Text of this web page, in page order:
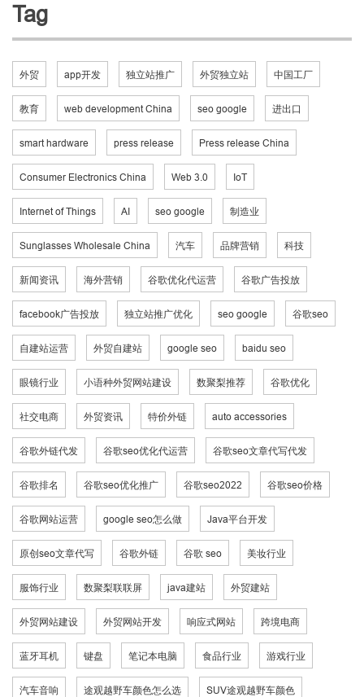
Tag
外贸 app开发 独立站推广 外贸独立站 中国工厂
教育 web development China seo google 进出口
smart hardware press release Press release China
Consumer Electronics China Web 3.0 IoT
Internet of Things AI seo google 制造业
Sunglasses Wholesale China 汽车 品牌营销 科技
新闻资讯 海外营销 谷歌优化代运营 谷歌广告投放
facebook广告投放 独立站推广优化 seo google 谷歌seo
自建站运营 外贸自建站 google seo baidu seo
眼镜行业 小语种外贸网站建设 数聚梨推荐 谷歌优化
社交电商 外贸资讯 特价外链 auto accessories
谷歌外链代发 谷歌seo优化代运营 谷歌seo文章代写代发
谷歌排名 谷歌seo优化推广 谷歌seo2022 谷歌seo价格
谷歌网站运营 google seo怎么做 Java平台开发
原创seo文章代写 谷歌外链 谷歌 seo 美妆行业
服饰行业 数聚梨联联屏 java建站 外贸建站
外贸网站建设 外贸网站开发 响应式网站 跨境电商
蓝牙耳机 键盘 笔记本电脑 食品行业 游戏行业
汽车音响 途观越野车颜色怎么选 SUV途观越野车颜色